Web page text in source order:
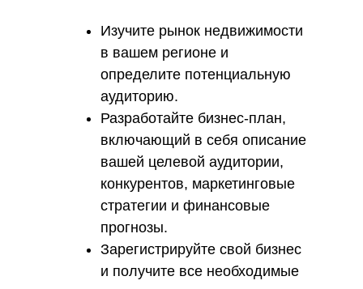
Изучите рынок недвижимости
в вашем регионе и
определите потенциальную
аудиторию.
Разработайте бизнес-план,
включающий в себя описание
вашей целевой аудитории,
конкурентов, маркетинговые
стратегии и финансовые
прогнозы.
Зарегистрируйте свой бизнес
и получите все необходимые